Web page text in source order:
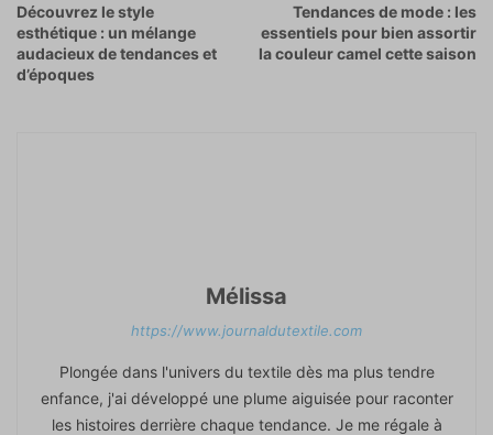
Découvrez le style
esthétique : un mélange
audacieux de tendances et
d’époques
Tendances de mode : les
essentiels pour bien assortir
la couleur camel cette saison
Mélissa
https://www.journaldutextile.com
Plongée dans l'univers du textile dès ma plus tendre
enfance, j'ai développé une plume aiguisée pour raconter
les histoires derrière chaque tendance. Je me régale à